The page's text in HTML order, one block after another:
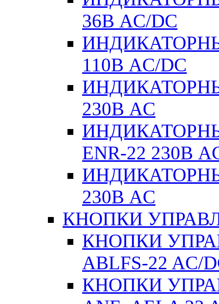
36В AC/DC
110В AC/DC
230В AC
ENR-22 230В
230В AC
КНОПКИ
КНОПКИ
ABLFS-22 AC/
КНОПКИ